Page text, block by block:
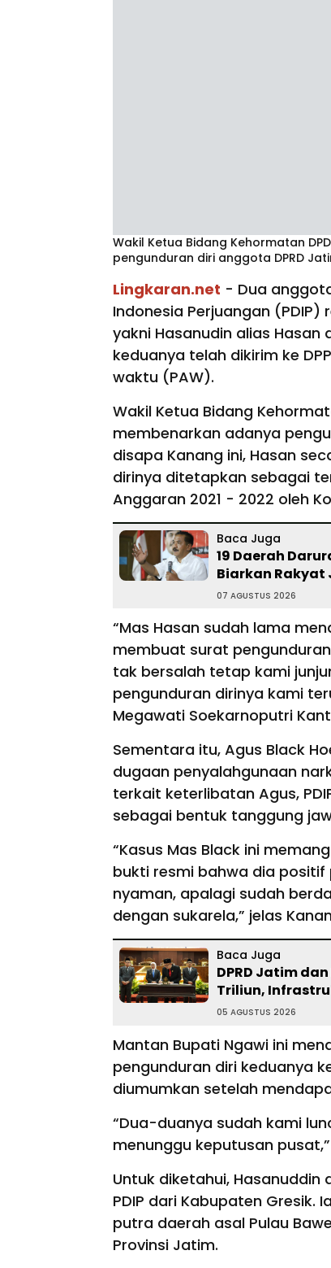
Wakil Ketua Bidang Kehormatan
pengunduran diri anggota DPRD
Lingkaran.net - Dua
Indonesia Perjuangan
yakni Hasanudin alias Hasan
keduanya telah dikirim ke
waktu (PAW).
Wakil Ketua Bidang
membenarkan adanya
disapa Kanang ini, Hasan
dirinya ditetapkan sebagai
Anggaran 2021 - 2022 oleh
Baca Juga
19 Daerah
Biarkan Rakyat
07 AGUSTUS 2026
“Mas Hasan sudah lama
membuat surat
tak bersalah tetap kami
pengunduran dirinya kami
Megawati Soekarnoputri
Sementara itu, Agus Black
dugaan penyalahgunaan
terkait keterlibatan Agus,
sebagai bentuk tanggung
“Kasus Mas Black ini
bukti resmi bahwa dia
nyaman, apalagi sudah
dengan sukarela,” jelas
Baca Juga
DPRD Jatim dan
Triliun,
05 AGUSTUS 2026
Mantan Bupati Ngawi ini
pengunduran diri keduanya
diumumkan setelah
“Dua-duanya sudah kami
menunggu keputusan
Untuk diketahui,
PDIP dari Kabupaten Gresik.
putra daerah asal Pulau
Provinsi Jatim.